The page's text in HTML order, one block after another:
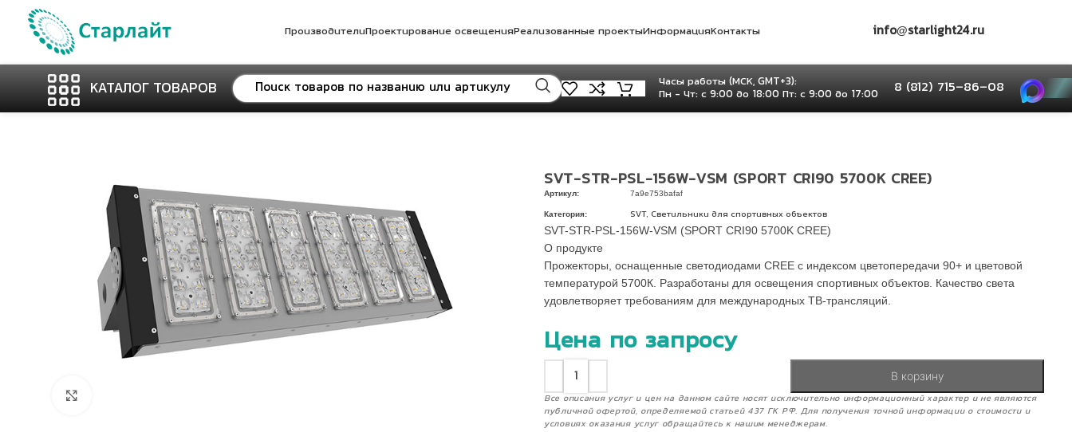
ПроизводителиПроектирование освещенияРеализованные проектыИнформацияКонтакты info@starlight24.ru
КАТАЛОГ ТОВАРОВ
Часы работы (МСК, GMT+3):
Пн - Чт: с 9:00 до 18:00 Пт: с 9:00 до 17:00
8 (812) 715–86–08
SVT-STR-PSL-156W-VSM (SPORT CRI90 5700K CREE)
Артикул: 7a9e753bafaf
Категория: SVT, Светильники для спортивных объектов
SVT-STR-PSL-156W-VSM (SPORT CRI90 5700K CREE)
О продукте
Прожекторы, оснащенные светодиодами CREE с индексом цветопередачи 90+ и цветовой
температурой 5700К. Разработаны для освещения спортивных объектов. Качество света
удовлетворяет требованиям для международных ТВ-трансляций.
Цена по запросу
В корзину
Все описания услуг и цен на данном сайте носят исключительно информационный характер и не являются
публичной офертой, определяемой статьей 437 ГК РФ. Для получения точной информации о стоимости и
условиях оказания услуг обращайтесь к нашим менеджерам.